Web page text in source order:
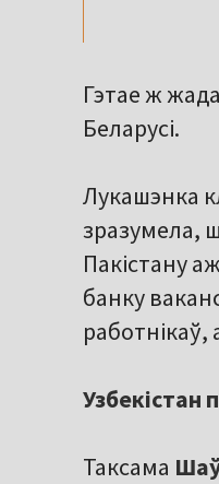
Гэтае ж
Беларусі.
Лукашэнка
зразумела,
Пакістану
банку
работнікаў,
Узбекістан
Таксама